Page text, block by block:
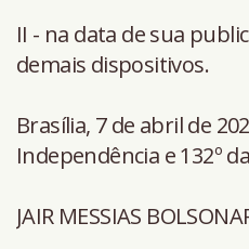
II - na data de sua
demais dispositivos.
Brasília, 7 de abril de
Independência e 132º
JAIR MESSIAS